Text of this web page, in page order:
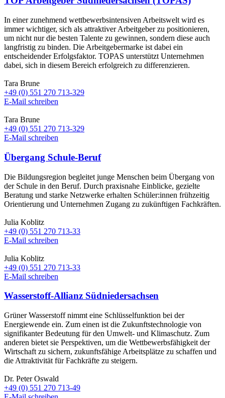
In einer zunehmend wettbewerbsintensiven Arbeitswelt wird es
immer wichtiger, sich als attraktiver Arbeitgeber zu positionieren,
um nicht nur die besten Talente zu gewinnen, sondern diese auch
langfristig zu binden. Die Arbeitgebermarke ist dabei ein
entscheidender Erfolgsfaktor. TOPAS unterstützt Unternehmen
dabei, sich in diesem Bereich erfolgreich zu differenzieren.
Tara Brune
+49 (0) 551 270 713-329
E-Mail schreiben
Tara Brune
+49 (0) 551 270 713-329
E-Mail schreiben
Übergang Schule-Beruf
Die Bildungsregion begleitet junge Menschen beim Übergang von
der Schule in den Beruf. Durch praxisnahe Einblicke, gezielte
Beratung und starke Netzwerke erhalten Schüler:innen frühzeitig
Orientierung und Unternehmen Zugang zu zukünftigen Fachkräften.
Julia Koblitz
+49 (0) 551 270 713-33
E-Mail schreiben
Julia Koblitz
+49 (0) 551 270 713-33
E-Mail schreiben
Wasserstoff-Allianz Südniedersachsen
Grüner Wasserstoff nimmt eine Schlüsselfunktion bei der
Energiewende ein. Zum einen ist die Zukunftstechnologie von
signifikanter Bedeutung für den Umwelt- und Klimaschutz. Zum
anderen bietet sie Perspektiven, um die Wettbewerbsfähigkeit der
Wirtschaft zu sichern, zukunftsfähige Arbeitsplätze zu schaffen und
die Attraktivität für Fachkräfte zu steigern.
Dr. Peter Oswald
+49 (0) 551 270 713-49